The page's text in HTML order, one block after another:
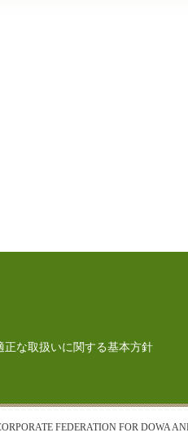
正な取扱いに関する基本方針
FEDERATION FOR DOWA